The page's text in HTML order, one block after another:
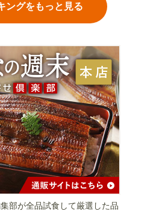
ングをもっと見る
部が全品試食して厳選した品